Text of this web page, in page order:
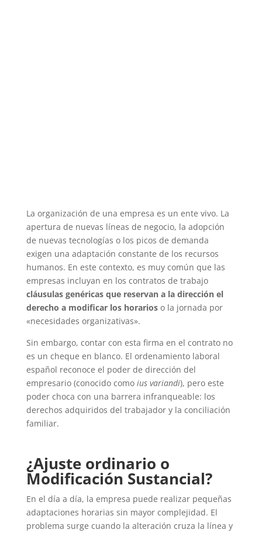
La organización de una empresa es un ente vivo. La
apertura de nuevas líneas de negocio, la adopción
de nuevas tecnologías o los picos de demanda
exigen una adaptación constante de los recursos
humanos. En este contexto, es muy común que las
empresas incluyan en los contratos de trabajo
cláusulas genéricas que reservan a la dirección el
derecho a modificar los horarioso la jornada por
«necesidades organizativas».
Sin embargo, contar con esta firma en el contrato no
es un cheque en blanco. El ordenamiento laboral
español reconoce el poder de dirección del
empresario (conocido como ius variandi), pero este
poder choca con una barrera infranqueable: los
derechos adquiridos del trabajador y la conciliación
familiar.
¿Ajuste ordinario o
Modificación Sustancial?
En el día a día, la empresa puede realizar pequeñas
adaptaciones horarias sin mayor complejidad. El
problema surge cuando la alteración cruza la línea y